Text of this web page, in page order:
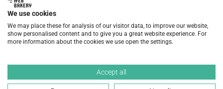
©2026 HetkanWEL Alle rechten voorbehouden.
Disclaimer
We use cookies
We may place these for analysis of our visitor data, to improve our website,
show personalised content and to give you a great website experience. For
more information about the cookies we use open the settings.
Accept all